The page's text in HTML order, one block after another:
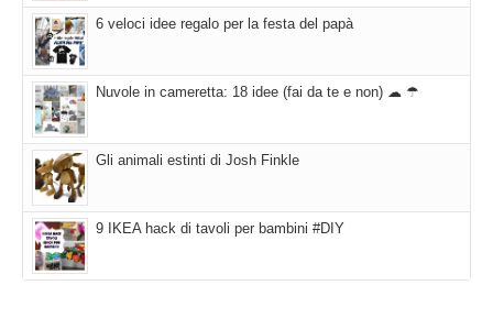
6 veloci idee regalo per la festa del papà
Nuvole in cameretta: 18 idee (fai da te e non) ☁ ☂
Gli animali estinti di Josh Finkle
9 IKEA hack di tavoli per bambini #DIY